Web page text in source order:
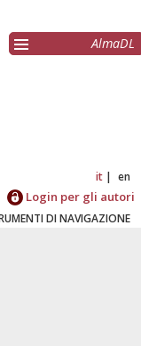
AlmaDL
it en
Login per gli autori
DI NAVIGAZIONE